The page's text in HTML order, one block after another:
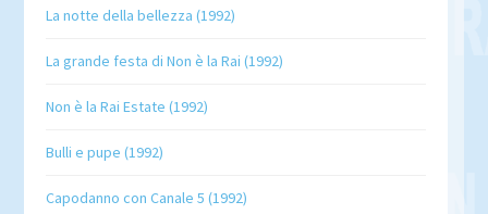
La notte della bellezza (1992)
La grande festa di Non è la Rai (1992)
Non è la Rai Estate (1992)
Bulli e pupe (1992)
Capodanno con Canale 5 (1992)